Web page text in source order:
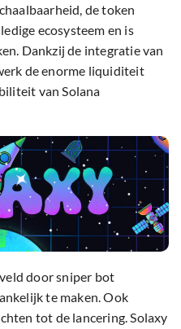
de token
ecosysteem en is
Dankzij de integratie van
de enorme liquiditeit
van Solana
door sniper bot
te maken. Ook
tot de lancering. Solaxy